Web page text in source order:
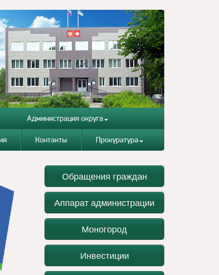
Администрация округа
Контакты Прокуратура
Обращения граждан
Аппарат администрации
Моногород
Инвестиции